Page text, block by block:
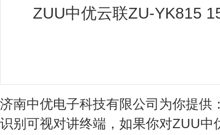
ZUU中优云联ZU-YK815
济南中优电子科技有限公司为你提
识别可视对讲终端，如果你对ZUU